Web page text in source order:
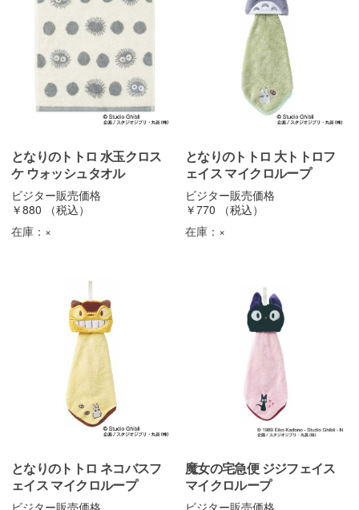
となりのトトロ 水玉クロス
ケ ウォッシュタオル
ビジター販売価格
￥880
（税込）
在庫： ×
となりのトトロ 大トトロフ
ェイス マイクロループ
ビジター販売価格
￥770
（税込）
在庫： ×
となりのトトロ ネコバスフ
ェイス マイクロループ
ビジター販売価格
魔女の宅急便 ジジフェイス
マイクロループ
ビジター販売価格